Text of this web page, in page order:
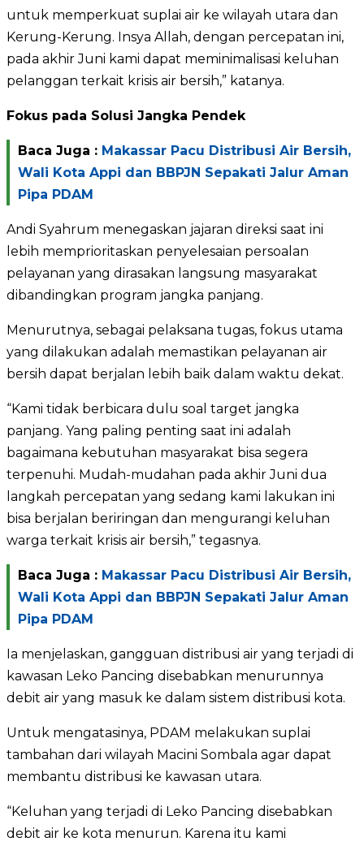
untuk memperkuat suplai air ke wilayah utara dan
Kerung-Kerung. Insya Allah, dengan percepatan ini,
pada akhir Juni kami dapat meminimalisasi keluhan
pelanggan terkait krisis air bersih,” katanya.
Fokus pada Solusi Jangka Pendek
Baca Juga : Makassar Pacu Distribusi Air Bersih,
Wali Kota Appi dan BBPJN Sepakati Jalur Aman
Pipa PDAM
Andi Syahrum menegaskan jajaran direksi saat ini
lebih memprioritaskan penyelesaian persoalan
pelayanan yang dirasakan langsung masyarakat
dibandingkan program jangka panjang.
Menurutnya, sebagai pelaksana tugas, fokus utama
yang dilakukan adalah memastikan pelayanan air
bersih dapat berjalan lebih baik dalam waktu dekat.
“Kami tidak berbicara dulu soal target jangka
panjang. Yang paling penting saat ini adalah
bagaimana kebutuhan masyarakat bisa segera
terpenuhi. Mudah-mudahan pada akhir Juni dua
langkah percepatan yang sedang kami lakukan ini
bisa berjalan beriringan dan mengurangi keluhan
warga terkait krisis air bersih,” tegasnya.
Baca Juga : Makassar Pacu Distribusi Air Bersih,
Wali Kota Appi dan BBPJN Sepakati Jalur Aman
Pipa PDAM
Ia menjelaskan, gangguan distribusi air yang terjadi di
kawasan Leko Pancing disebabkan menurunnya
debit air yang masuk ke dalam sistem distribusi kota.
Untuk mengatasinya, PDAM melakukan suplai
tambahan dari wilayah Macini Sombala agar dapat
membantu distribusi ke kawasan utara.
“Keluhan yang terjadi di Leko Pancing disebabkan
debit air ke kota menurun. Karena itu kami